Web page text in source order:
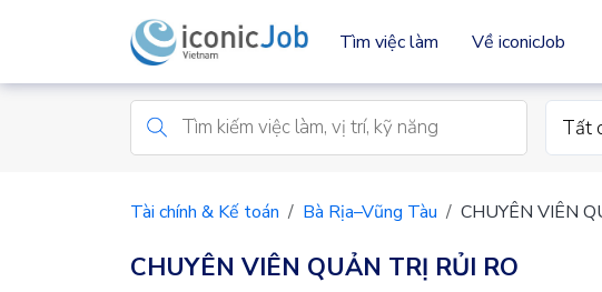
Tìm việc làm Về iconicJob
Tất
Tài chính & Kế toán Bà Rịa–Vũng Tàu CHUYÊN VIÊN
CHUYÊN VIÊN QUẢN TRỊ RỦI RO